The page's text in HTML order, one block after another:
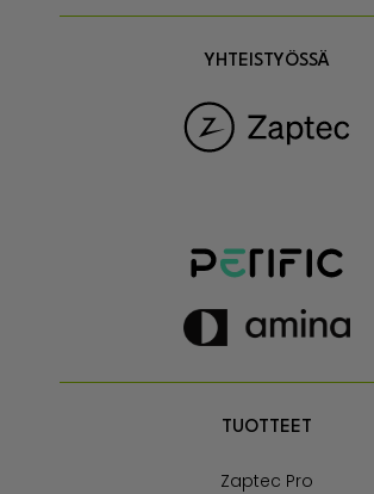
YHTEISTYÖSSÄ
TUOTTEET
Zaptec Pro